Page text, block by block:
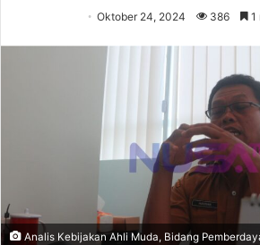
Oktober 24, 2024 386 1
Analis Kebijakan Ahli Muda, Bidang